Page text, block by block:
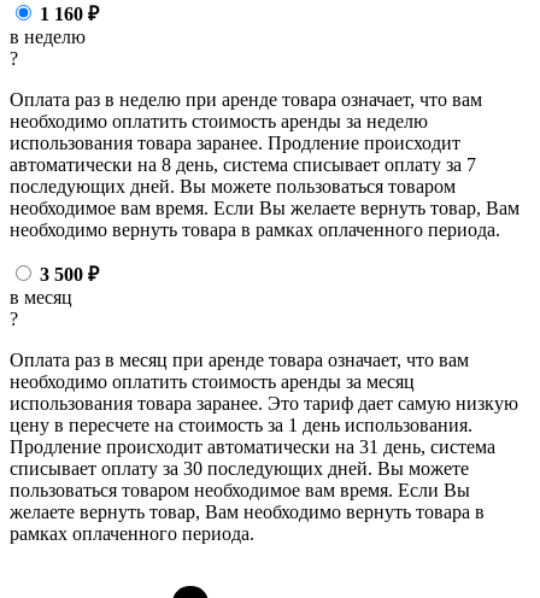
1 160 ₽
в неделю
?
Оплата раз в неделю при аренде товара означает, что вам
необходимо оплатить стоимость аренды за неделю
использования товара заранее. Продление происходит
автоматически на 8 день, система списывает оплату за 7
последующих дней. Вы можете пользоваться товаром
необходимое вам время. Если Вы желаете вернуть товар, Вам
необходимо вернуть товара в рамках оплаченного периода.
3 500 ₽
в месяц
?
Оплата раз в месяц при аренде товара означает, что вам
необходимо оплатить стоимость аренды за месяц
использования товара заранее. Это тариф дает самую низкую
цену в пересчете на стоимость за 1 день использования.
Продление происходит автоматически на 31 день, система
списывает оплату за 30 последующих дней. Вы можете
пользоваться товаром необходимое вам время. Если Вы
желаете вернуть товар, Вам необходимо вернуть товара в
рамках оплаченного периода.